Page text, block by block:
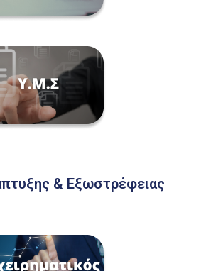
& Εξωστρέφειας